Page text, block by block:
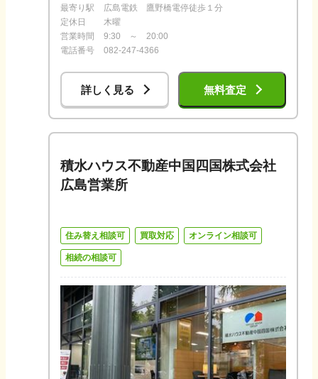
最寄り駅
広島電鉄 鷹野橋電停徒歩１分
定休日
木曜
営業時間
9:30 ～ 20:00
電話番号
082-247-4366
詳しく見る 無料査定
積水ハウス不動産中国四国株式会社
広島営業所
住み替え相談可 買取対応 オンライン相談可
相続の相談可